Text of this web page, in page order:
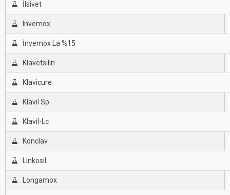
İlsivet
Invemox
İnvemox La %15
Klavetsilin
Klavicure
Klavil Sp
Klavil-Lc
Konclav
Linkosil
Longamox